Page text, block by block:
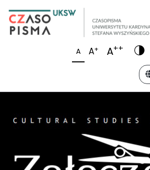
A A+ A++